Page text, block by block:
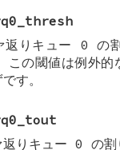
返りキュー 0 の
の閾値は例外的
す。
返りキュー 0 の割